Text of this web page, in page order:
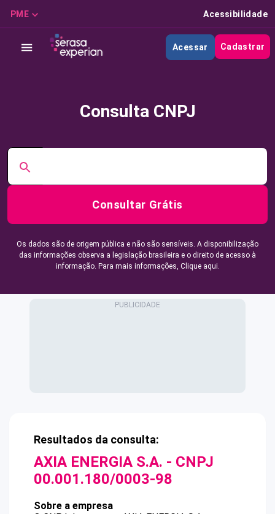
PME Acessibilidade
Acessar Cadastrar
Consulta CNPJ
Consultar Grátis
Os dados são de origem pública e não são sensíveis. A disponibilização
das informações observa a legislação brasileira e o direito de acesso à
informação. Para mais informações, Clique aqui.
Resultados da consulta:
AXIA ENERGIA S.A. - CNPJ
00.001.180/0003-98
Sobre a empresa